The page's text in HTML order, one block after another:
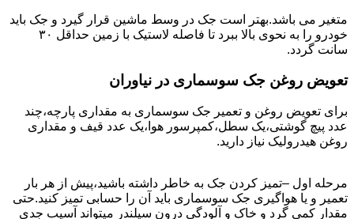
متغیر می باشد.بهتر است جک در وسط ماشین قرار گیرد و جک باید
خودرو را به نحوی بالا ببرد تا فاصله لاستیک با زمین حداقل ۳۰
سانت گردد.
تعویض روغن جک سوسماری در نیاوران
برای تعویض روغن و تعمیر جک سوسماری به مقداری پارچه،چند
عدد پیچ گوشتی،یک سطل،کمپرسور هوا،یک عدد قیف و مقداری
روغن هیدرولیک نیاز دارید.
مرحله اول –تمیز کردن جک به خاطر داشته باشید،پیش از هر بار
تعمیر و یا هواگیری جک سوسماری باید آن را حسابی تمیز کنید.حتی
مقدار کمی گرد و خاک و آلودگی درون سیلندر میتواند آسیب جدی